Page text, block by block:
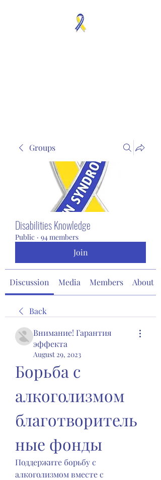
Groups
Disabilities Knowledge
Public · 94 members
Join
Discussion Media Members About
Back
Внимание! Гарантия
эффекта
August 29, 2023
Борьба с
алкоголизмом
благотворитель
ные фонды
Поддержите борьбу с
алкоголизмом вместе с